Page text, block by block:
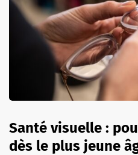
Santé visuelle :
dès le plus jeune